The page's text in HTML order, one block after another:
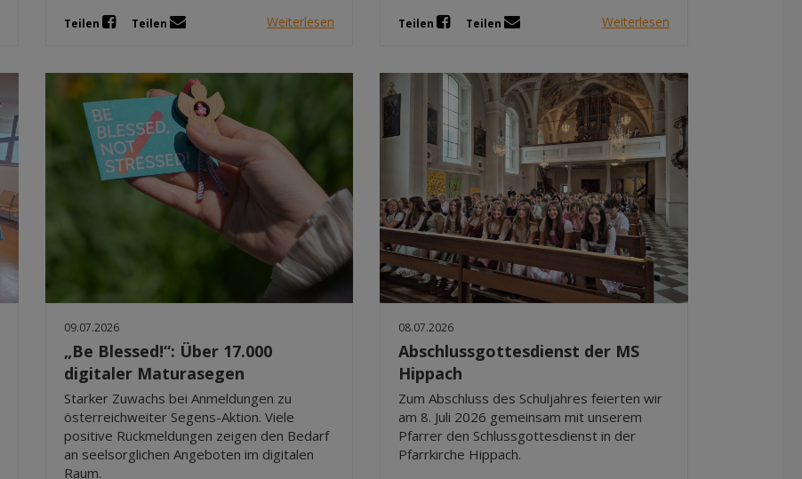
Teilen Teilen Weiterlesen Teilen Teilen Weiterlesen
09.07.2026
„Be Blessed!“: Über 17.000
digitaler Maturasegen
Starker Zuwachs bei Anmeldungen zu
österreichweiter Segens-Aktion. Viele
positive Rückmeldungen zeigen den Bedarf
an seelsorglichen Angeboten im digitalen
Raum.
08.07.2026
Abschlussgottesdienst der MS
Hippach
Zum Abschluss des Schuljahres feierten wir
am 8. Juli 2026 gemeinsam mit unserem
Pfarrer den Schlussgottesdienst in der
Pfarrkirche Hippach.